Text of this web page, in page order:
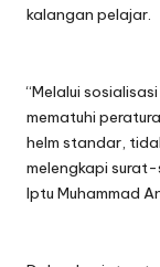
kalangan pelajar.
“Melalui
mematuhi
helm standar,
melengkapi
Iptu Muhammad